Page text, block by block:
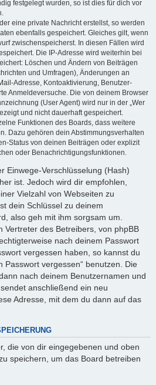
festgelegt wurden, so ist dies für dich vor
eine private Nachricht erstellst, so werden
ebenfalls gespeichert. Gleiches gilt, wenn
zwischenspeicherst. In diesen Fällen wird
Die IP-Adresse wird weiterhin bei
Löschen und Ändern von Beiträgen
und Umfragen), Änderungen an
Adresse, Kontoaktivierung, Benutzer-
Anmeldeversuche. Die von deinem Browser
(User Agent) wird nur in der „Wer
und nicht dauerhaft gespeichert.
Funktionen des Boards, dass weitere
Dazu gehören dein Abstimmungsverhalten
Status von deinen Beiträgen oder explizit
oder Benachrichtigungsfunktionen.
Einwege-Verschlüsselung (Hash)
ist. Jedoch wird dir empfohlen,
Vielzahl von Webseiten zu
dein Schlüssel zu deinem
also geh mit ihm sorgsam um.
Vertreter des Betreibers, von phpBB
nach deinem Passwort
vergessen haben, so kannst du
Passwort vergessen“ benutzen. Die
nach deinem Benutzernamen und
anschließend ein neu
Adresse, mit dem du dann auf das
die von dir eingegebenen und oben
speichern, um das Board betreiben